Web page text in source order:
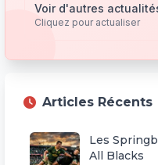
Voir d'autres
Cliquez pour actualiser
Articles Récents
Les
All Blacks